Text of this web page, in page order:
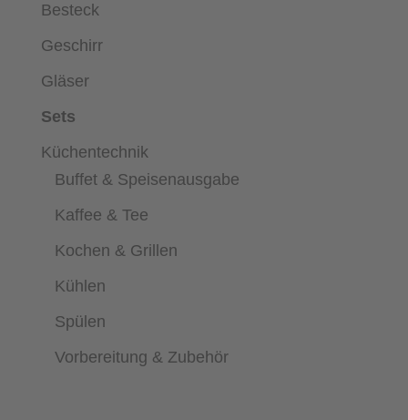
Besteck
Geschirr
Gläser
Sets
Küchentechnik
Buffet & Speisenausgabe
Kaffee & Tee
Kochen & Grillen
Kühlen
Spülen
Vorbereitung & Zubehör